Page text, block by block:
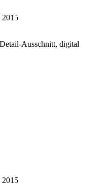
2015
Ausschnitt, digital
2015